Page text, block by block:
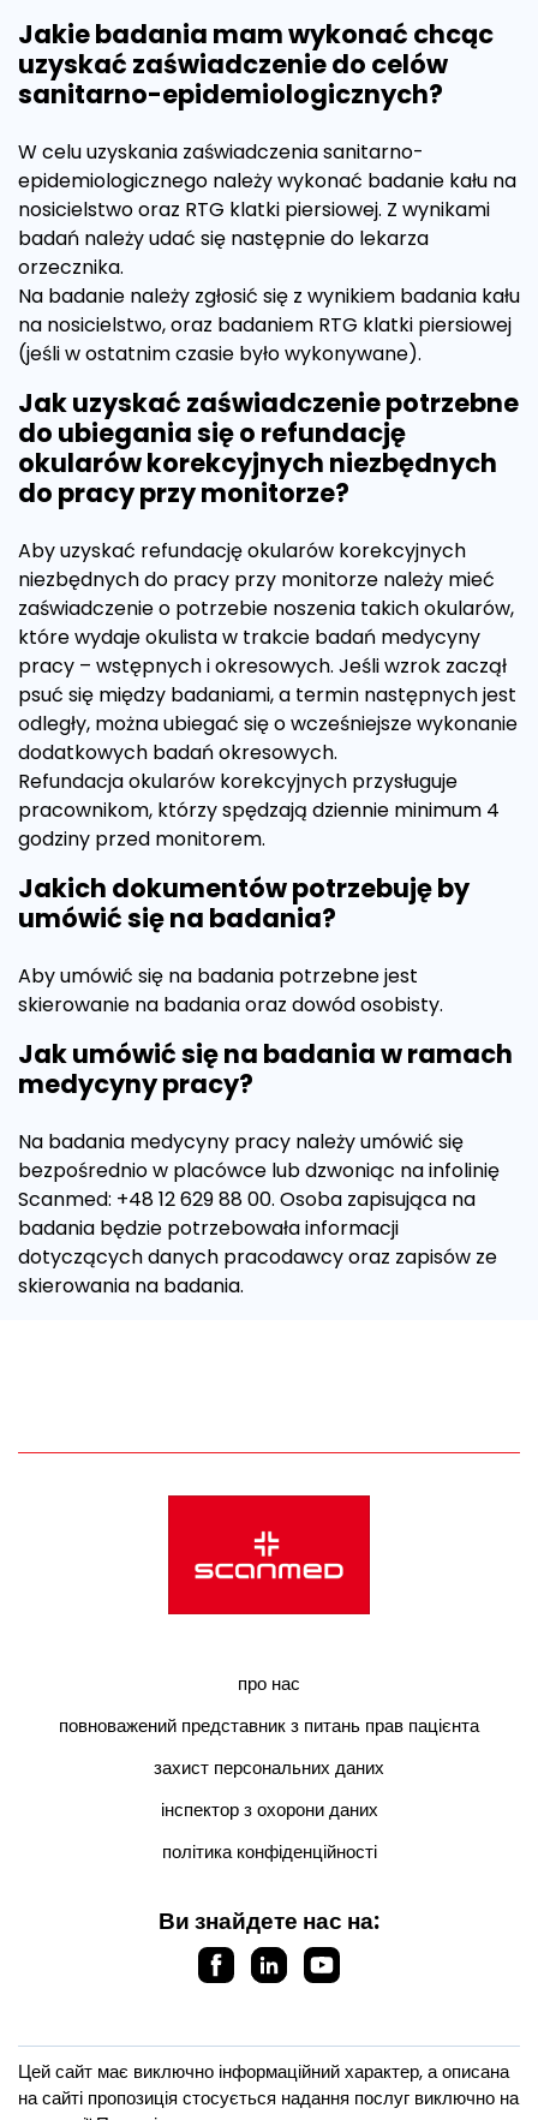
Jakie badania mam wykonać chcąc
uzyskać zaświadczenie do celów
sanitarno-epidemiologicznych?
W celu uzyskania zaświadczenia sanitarno-
epidemiologicznego należy wykonać badanie kału na
nosicielstwo oraz RTG klatki piersiowej. Z wynikami
badań należy udać się następnie do lekarza
orzecznika.
Na badanie należy zgłosić się z wynikiem badania kału
na nosicielstwo, oraz badaniem RTG klatki piersiowej
(jeśli w ostatnim czasie było wykonywane).
Jak uzyskać zaświadczenie potrzebne
do ubiegania się o refundację
okularów korekcyjnych niezbędnych
do pracy przy monitorze?
Aby uzyskać refundację okularów korekcyjnych
niezbędnych do pracy przy monitorze należy mieć
zaświadczenie o potrzebie noszenia takich okularów,
które wydaje okulista w trakcie badań medycyny
pracy – wstępnych i okresowych. Jeśli wzrok zaczął
psuć się między badaniami, a termin następnych jest
odległy, można ubiegać się o wcześniejsze wykonanie
dodatkowych badań okresowych.
Refundacja okularów korekcyjnych przysługuje
pracownikom, którzy spędzają dziennie minimum 4
godziny przed monitorem.
Jakich dokumentów potrzebuję by
umówić się na badania?
Aby umówić się na badania potrzebne jest
skierowanie na badania oraz dowód osobisty.
Jak umówić się na badania w ramach
medycyny pracy?
Na badania medycyny pracy należy umówić się
bezpośrednio w placówce lub dzwoniąc na infolinię
Scanmed: +48 12 629 88 00. Osoba zapisująca na
badania będzie potrzebowała informacji
dotyczących danych pracodawcy oraz zapisów ze
skierowania na badania.
про нас
повноважений представник з питань прав пацієнта
захист персональних даних
інспектор з охорони даних
політика конфіденційності
Ви знайдете нас на:
Цей сайт має виключно інформаційний характер, а описана
на сайті пропозиція стосується надання послуг виключно на